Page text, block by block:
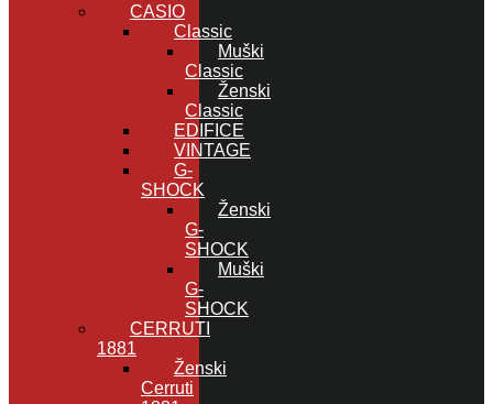
CASIO
Classic
Muški
Classic
Ženski
Classic
EDIFICE
VINTAGE
G-
SHOCK
Ženski
G-
SHOCK
Muški
G-
SHOCK
CERRUTI
1881
Ženski
Cerruti